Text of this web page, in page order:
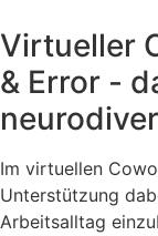
Virtueller
& Error -
Im virtuellen
Unterstützung
Arbeitsalltag